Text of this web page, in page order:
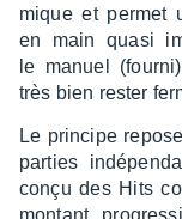
mique et permet
en main quasi
le manuel
très bien rester
Le prin­cipe
parties
conçu des Hits
montant